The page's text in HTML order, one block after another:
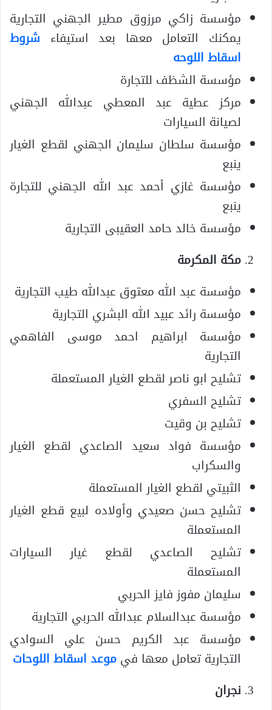
مؤسسة زاكي مرزوق مطير الجهني التجارية
يمكنك التعامل معها بعد استيفاء شروط
اسقاط اللوحه
مؤسسة الشظف للتجارة
مركز عطية عبد المعطي عبدالله الجهني
لصيانة السيارات
مؤسسة سلطان سليمان الجهني لقطع الغيار
ينبع
مؤسسة غازي أحمد عبد الله الجهني للتجارة
ينبع
مؤسسة خالد حامد العقيبى التجارية
مكة المكرمة
مؤسسة عبد الله معتوق عبدالله طيب التجارية
مؤسسة رائد عبيد الله البشري التجارية
مؤسسة ابراهيم احمد موسى الفاهمي
التجارية
تشليح ابو ناصر لقطع الغيار المستعملة
تشليح السفري
تشليح بن وقيت
مؤسسة فواد سعيد الصاعدي لقطع الغيار
والسكراب
الثبيتي لقطع الغيار المستعملة
تشليح حسن صعيدي وأولاده لبيع قطع الغيار
المستعملة
تشليح الصاعدي لقطع غيار السيارات
المستعملة
سليمان مفوز فايز الحربي
مؤسسة عبدالسلام عبدالله الحربي التجارية
مؤسسة عبد الكريم حسن علي السوادي
التجارية تعامل معها فيموعد اسقاط اللوحات
نجران